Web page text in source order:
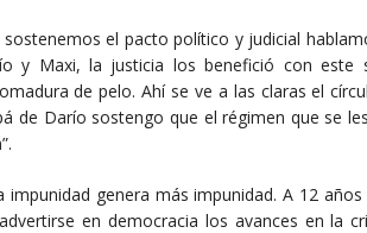
el pacto político y judicial
y Maxi, la justicia los benefició con este
de pelo. Ahí se ve a las claras el
de Darío sostengo que el régimen que se
impunidad genera más impunidad. A 12
en democracia los avances en la